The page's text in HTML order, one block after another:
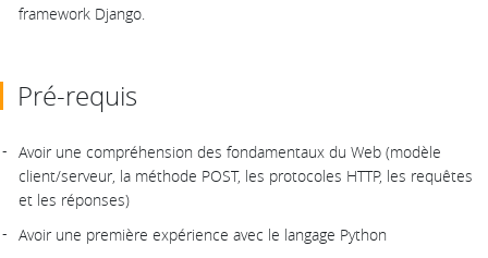
framework Django.
Pré-requis
Avoir une compréhension des fondamentaux du Web (modèle
client/serveur, la méthode POST, les protocoles HTTP, les requêtes
et les réponses)
Avoir une première expérience avec le langage Python